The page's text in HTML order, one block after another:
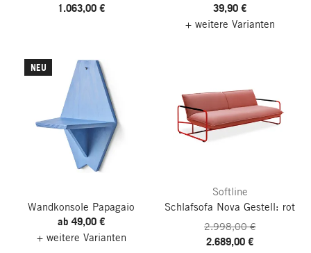
1.063,00 € 39,90 €
+ weitere Varianten
NEU
Wandkonsole Papagaio
ab 49,00 €
+ weitere Varianten
Softline
Schlafsofa Nova Gestell: rot
2.998,00 €
2.689,00 €